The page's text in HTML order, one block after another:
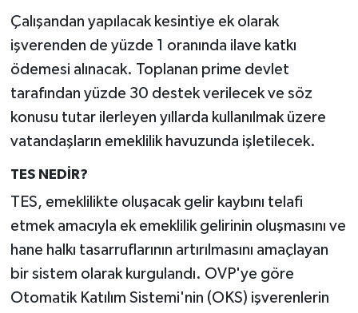
Çalışandan yapılacak kesintiye ek olarak
işverenden de yüzde 1 oranında ilave katkı
ödemesi alınacak. Toplanan prime devlet
tarafından yüzde 30 destek verilecek ve söz
konusu tutar ilerleyen yıllarda kullanılmak üzere
vatandaşların emeklilik havuzunda işletilecek.
TES NEDİR?
TES, emeklilikte oluşacak gelir kaybını telafi
etmek amacıyla ek emeklilik gelirinin oluşmasını ve
hane halkı tasarruflarının artırılmasını amaçlayan
bir sistem olarak kurgulandı. OVP'ye göre
Otomatik Katılım Sistemi'nin (OKS) işverenlerin